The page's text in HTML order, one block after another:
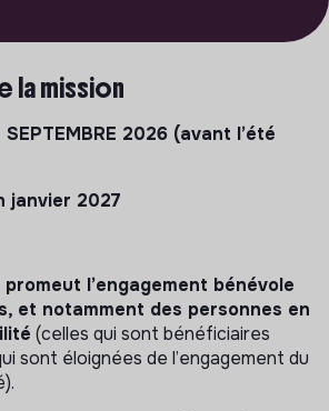
la mission
2026 (avant l’été
janvier 2027
l’engagement bénévole
et notamment des personnes en
(celles qui sont bénéficiaires
sont éloignées de l’engagement du